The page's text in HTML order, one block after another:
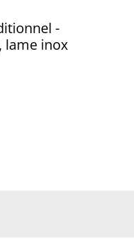
-
lame inox